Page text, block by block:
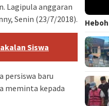
Lagipula anggaran
Senin (23/7/2018).
Siswa
persiswa baru
meminta kepada